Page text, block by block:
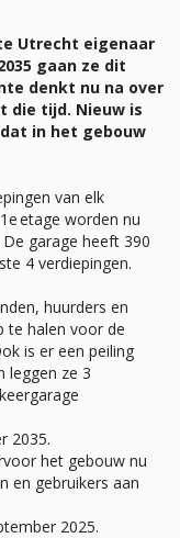
Utrecht eigenaar
gaan ze dit
denkt nu na over
die tijd. Nieuw is
in het gebouw
van elk
etage worden nu
garage heeft 390
4 verdiepingen.
huurders en
te halen voor de
is er een peiling
leggen ze 3
2035.
het gebouw nu
en gebruikers aan
2025.